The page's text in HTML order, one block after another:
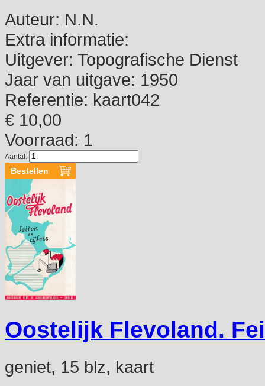
Auteur: N.N.
Extra informatie:
Uitgever: Topografische Dienst
Jaar van uitgave: 1950
Referentie: kaart042
€ 10,00
Voorraad: 1
Aantal:
Oostelijk Flevoland.
geniet, 15 blz, kaart